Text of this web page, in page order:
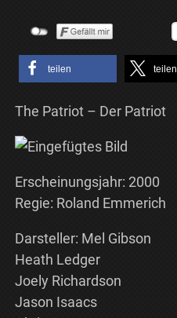
teilen teilen
The Patriot – Der Patriot
Erscheinungsjahr: 2000
Regie: Roland Emmerich
Darsteller: Mel Gibson
Heath Ledger
Joely Richardson
Jason Isaacs